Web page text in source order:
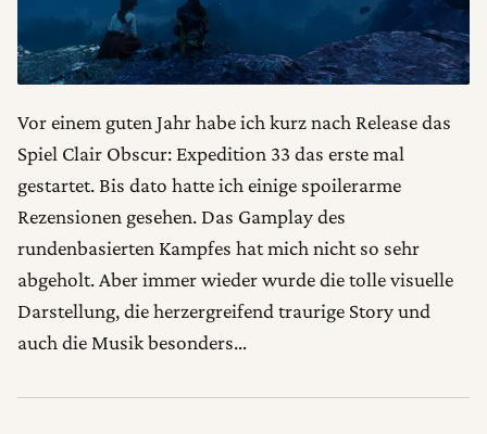
Vor einem guten Jahr habe ich kurz nach Release das
Spiel Clair Obscur: Expedition 33 das erste mal
gestartet. Bis dato hatte ich einige spoilerarme
Rezensionen gesehen. Das Gamplay des
rundenbasierten Kampfes hat mich nicht so sehr
abgeholt. Aber immer wieder wurde die tolle visuelle
Darstellung, die herzergreifend traurige Story und
auch die Musik besonders…